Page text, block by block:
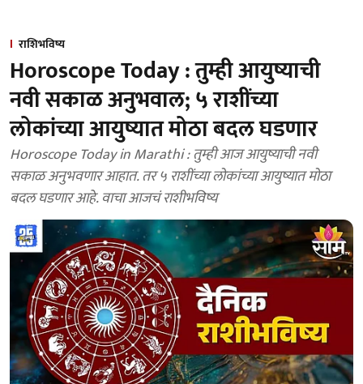
राशिभविष्य
Horoscope Today : तुम्ही आयुष्याची
नवी सकाळ अनुभवाल; ५ राशींच्या
लोकांच्या आयुष्यात मोठा बदल घडणार
Horoscope Today in Marathi : तुम्ही आज आयुष्याची नवी
सकाळ अनुभवणार आहात. तर ५ राशींच्या लोकांच्या आयुष्यात मोठा
बदल घडणार आहे. वाचा आजचं राशीभविष्य